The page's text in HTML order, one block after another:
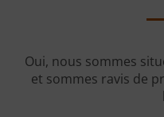
Oui, nous sommes
et sommes ravis de